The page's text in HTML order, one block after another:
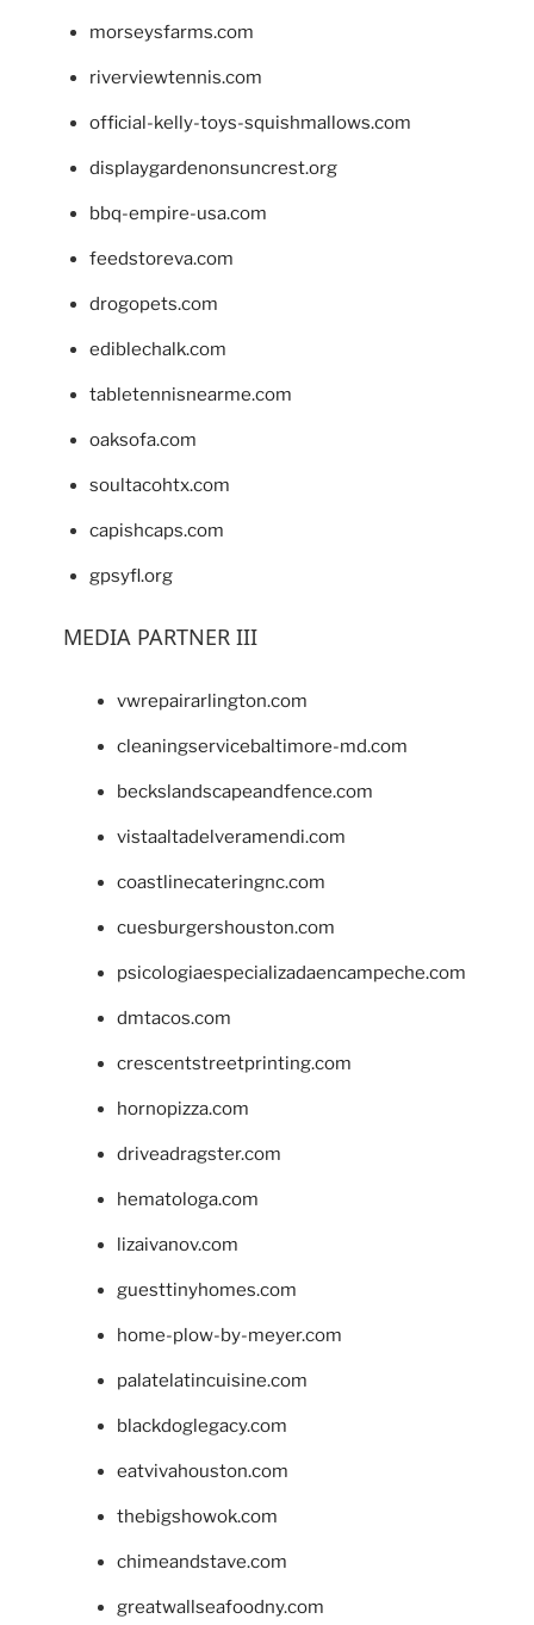
morseysfarms.com
riverviewtennis.com
official-kelly-toys-squishmallows.com
displaygardenonsuncrest.org
bbq-empire-usa.com
feedstoreva.com
drogopets.com
ediblechalk.com
tabletennisnearme.com
oaksofa.com
soultacohtx.com
capishcaps.com
gpsyfl.org
MEDIA PARTNER III
vwrepairarlington.com
cleaningservicebaltimore-md.com
beckslandscapeandfence.com
vistaaltadelveramendi.com
coastlinecateringnc.com
cuesburgershouston.com
psicologiaespecializadaencampeche.com
dmtacos.com
crescentstreetprinting.com
hornopizza.com
driveadragster.com
hematologa.com
lizaivanov.com
guesttinyhomes.com
home-plow-by-meyer.com
palatelatincuisine.com
blackdoglegacy.com
eatvivahouston.com
thebigshowok.com
chimeandstave.com
greatwallseafoodny.com